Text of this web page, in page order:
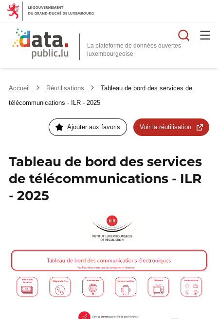
La plateforme de données ouvertes
Accueil Réutilisations
Tableau de bord des services de
télécommunications - ILR - 2025
Ajouter aux favoris Voir la réutilisation
Tableau de bord des services
de télécommunications - ILR
- 2025